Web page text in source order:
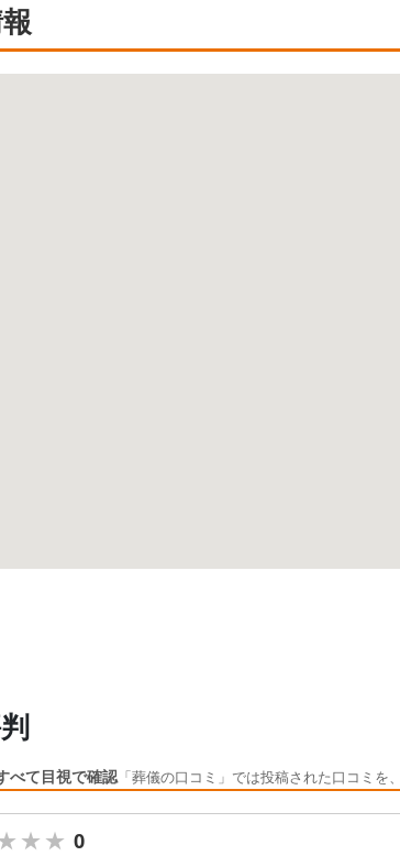
べて目視で確認「葬儀の口コミ」では投稿された口コミを
0